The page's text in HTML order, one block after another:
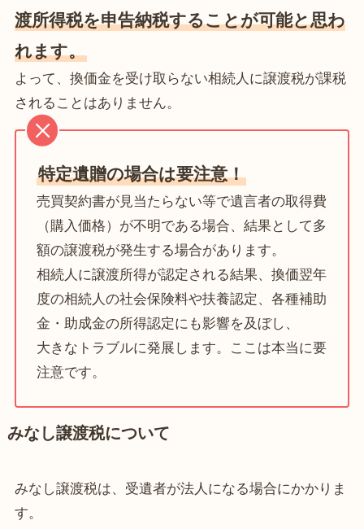
渡所得税を申告納税することが可能と思わ
れます。
よって、換価金を受け取らない相続人に譲渡税が課税
されることはありません。
特定遺贈の場合は要注意！
売買契約書が見当たらない等で遺言者の取得費
（購入価格）が不明である場合、結果として多
額の譲渡税が発生する場合があります。
相続人に譲渡所得が認定される結果、換価翌年
度の相続人の社会保険料や扶養認定、各種補助
金・助成金の所得認定にも影響を及ぼし、
大きなトラブルに発展します。ここは本当に要
注意です。
みなし譲渡税について
みなし譲渡税は、受遺者が法人になる場合にかかりま
す。